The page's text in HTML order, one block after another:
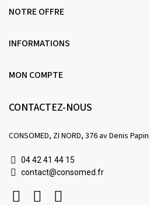
NOTRE OFFRE
INFORMATIONS
MON COMPTE
CONTACTEZ-NOUS
CONSOMED, ZI NORD, 376 av Denis
04 42 41 44 15
contact@consomed.fr